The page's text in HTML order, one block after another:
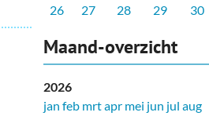
26
27 28 29 30
Maand-overzicht
2026
jan feb mrtapr mei jun jul aug